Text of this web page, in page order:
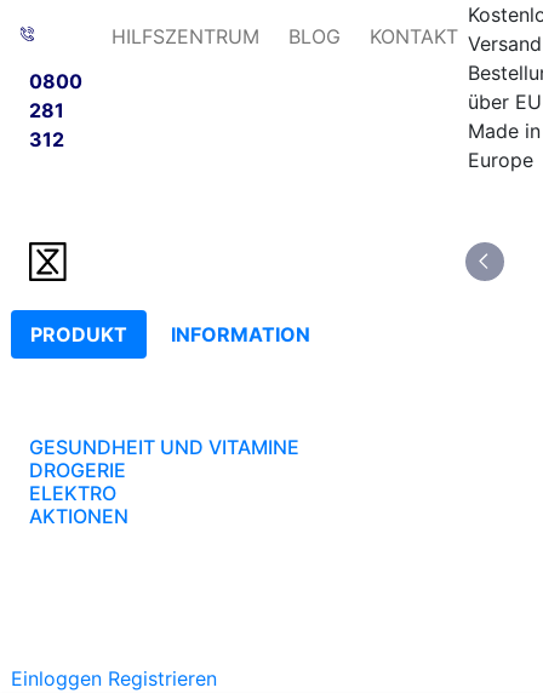
0800
281
312
HILFSZENTRUM BLOG KONTAKT
über
Made in
Europe
PRODUKT INFORMATION
GESUNDHEIT UND VITAMINE
DROGERIE
ELEKTRO
AKTIONEN
Einloggen Registrieren